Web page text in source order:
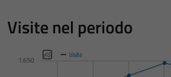
Visite nel periodo